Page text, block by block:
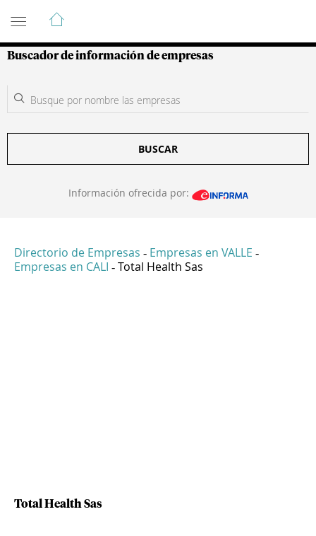
Guía de Empresas Colombianas
Buscador de información de empresas
BUSCAR
Información ofrecida por:
Directorio de Empresas - Empresas en VALLE -
Empresas en CALI - Total Health Sas
Total Health Sas